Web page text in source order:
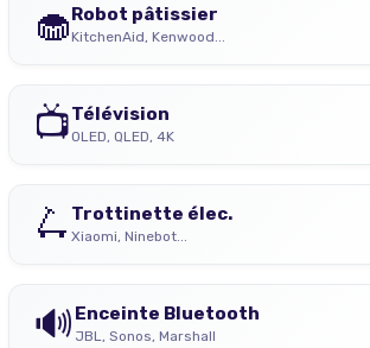
🧁Robot pâtissier
KitchenAid, Kenwood...
📺Télévision
OLED, QLED, 4K
🛴 Trottinette élec.
Xiaomi, Ninebot...
🔊 Enceinte Bluetooth
JBL, Sonos, Marshall